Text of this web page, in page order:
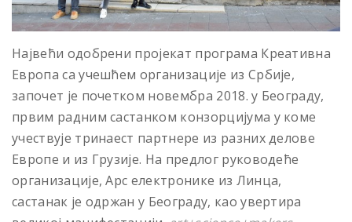
Највећи одобрени пројекат програма Креативна
Европа са учешћем организације из Србије,
започет је почетком новембра 2018. у Београду,
првим радним састанком конзорцијума у коме
учествује тринаест партнере из разних делове
Европе и из Грузије. На предлог руководеће
организације, Арс електронике из Линца,
састанак је одржан у Београду, као увертира